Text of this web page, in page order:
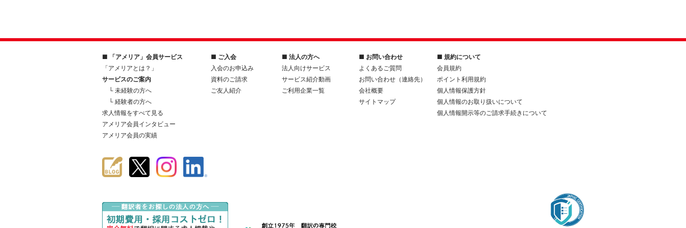
■ 「アメリア」会員サービス
「アメリアとは？」
サービスのご案内
└ 未経験の方へ
└ 経験者の方へ
求人情報をすべて見る
アメリア会員インタビュー
アメリア会員の実績
■ ご入会
入会のお申込み
資料のご請求
ご友人紹介
■ 法人の方へ
法人向けサービス
サービス紹介動画
ご利用企業一覧
■ お問い合わせ
よくあるご質問
お問い合わせ（連絡先）
会社概要
サイトマップ
■ 規約について
会員規約
ポイント利用規約
個人情報保護方針
個人情報のお取り扱いについて
個人情報開示等のご請求手続きについて